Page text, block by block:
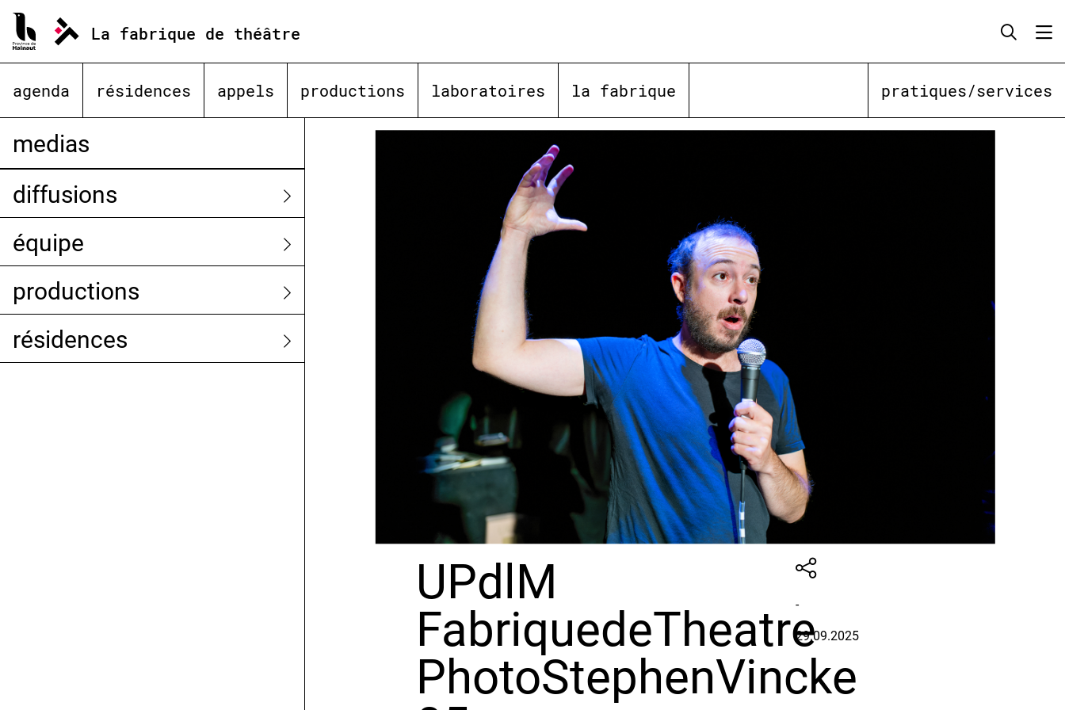
contenu
La fabrique de théâtre
agenda résidences appels productions laboratoires la fabrique pratiques/services
medias
diffusions
équipe
productions
résidences
UPdlM
FabriquedeTheatre
PhotoStephenVincke
-
29.09.2025